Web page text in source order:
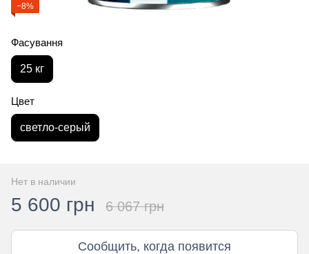
−8%
Фасування
25 кг
Цвет
светло-серый
Нет в наличии
5 600 грн 6 067 грн
Сообщить, когда появится